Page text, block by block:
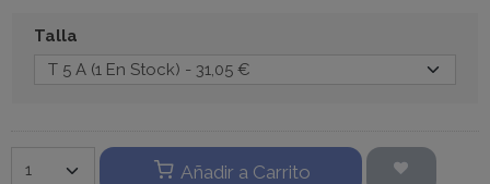
Talla
Añadir a Carrito